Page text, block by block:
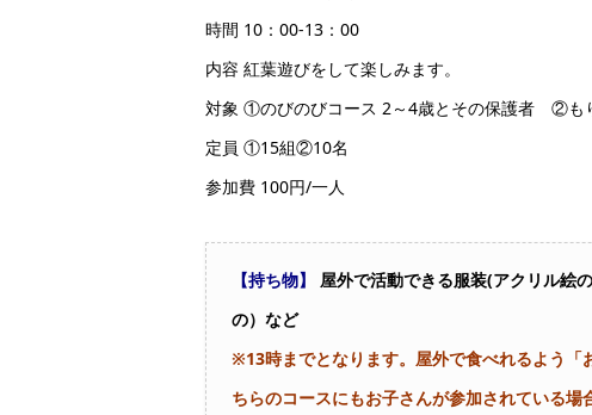
時間 10：00-13：00
内容 紅葉遊びをして楽しみます。
対象 ①のびのびコース 2～4歳とその保護者 ②も
定員 ①15組②10名
参加費 100円/一人
【持ち物】 屋外で活動できる服装(アクリル絵
の）など
※13時までとなります。屋外で食べれるよう「
ちらのコースにもお子さんが参加されている場